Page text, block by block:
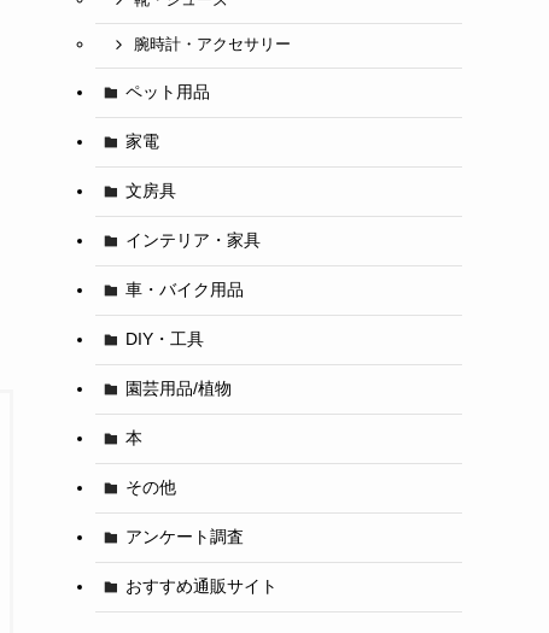
腕時計・アクセサリー
ペット用品
家電
文房具
インテリア・家具
車・バイク用品
DIY・工具
園芸用品/植物
本
その他
アンケート調査
おすすめ通販サイト